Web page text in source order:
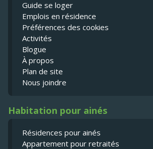
Guide se loger
Emplois en résidence
Préférences des cookies
Activités
Blogue
À propos
Plan de site
Nous joindre
Habitation pour ainés
Résidences pour ainés
Appartement pour retraités